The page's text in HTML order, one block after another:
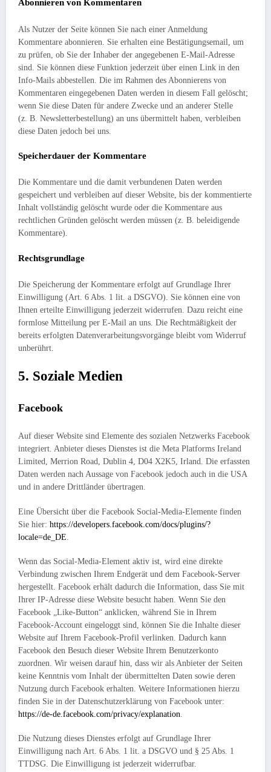
Abonnieren von Kommentaren
Als Nutzer der Seite können Sie nach einer Anmeldung
Kommentare abonnieren. Sie erhalten eine Bestätigungsemail, um
zu prüfen, ob Sie der Inhaber der angegebenen E-Mail-Adresse
sind. Sie können diese Funktion jederzeit über einen Link in den
Info-Mails abbestellen. Die im Rahmen des Abonnierens von
Kommentaren eingegebenen Daten werden in diesem Fall gelöscht;
wenn Sie diese Daten für andere Zwecke und an anderer Stelle
(z. B. Newsletterbestellung) an uns übermittelt haben, verbleiben
diese Daten jedoch bei uns.
Speicherdauer der Kommentare
Die Kommentare und die damit verbundenen Daten werden
gespeichert und verbleiben auf dieser Website, bis der kommentierte
Inhalt vollständig gelöscht wurde oder die Kommentare aus
rechtlichen Gründen gelöscht werden müssen (z. B. beleidigende
Kommentare).
Rechtsgrundlage
Die Speicherung der Kommentare erfolgt auf Grundlage Ihrer
Einwilligung (Art. 6 Abs. 1 lit. a DSGVO). Sie können eine von
Ihnen erteilte Einwilligung jederzeit widerrufen. Dazu reicht eine
formlose Mitteilung per E-Mail an uns. Die Rechtmäßigkeit der
bereits erfolgten Datenverarbeitungsvorgänge bleibt vom Widerruf
unberührt.
5. Soziale Medien
Facebook
Auf dieser Website sind Elemente des sozialen Netzwerks Facebook
integriert. Anbieter dieses Dienstes ist die Meta Platforms Ireland
Limited, Merrion Road, Dublin 4, D04 X2K5, Irland. Die erfassten
Daten werden nach Aussage von Facebook jedoch auch in die USA
und in andere Drittländer übertragen.
Eine Übersicht über die Facebook Social-Media-Elemente finden
Sie hier: https://developers.facebook.com/docs/plugins/?
locale=de_DE
Wenn das Social-Media-Element aktiv ist, wird eine direkte
Verbindung zwischen Ihrem Endgerät und dem Facebook-Server
hergestellt. Facebook erhält dadurch die Information, dass Sie mit
Ihrer IP-Adresse diese Website besucht haben. Wenn Sie den
Facebook „Like-Button“ anklicken, während Sie in Ihrem
Facebook-Account eingeloggt sind, können Sie die Inhalte dieser
Website auf Ihrem Facebook-Profil verlinken. Dadurch kann
Facebook den Besuch dieser Website Ihrem Benutzerkonto
zuordnen. Wir weisen darauf hin, dass wir als Anbieter der Seiten
keine Kenntnis vom Inhalt der übermittelten Daten sowie deren
Nutzung durch Facebook erhalten. Weitere Informationen hierzu
finden Sie in der Datenschutzerklärung von Facebook unter:
https://de-de.facebook.com/privacy/explanation
Die Nutzung dieses Dienstes erfolgt auf Grundlage Ihrer
Einwilligung nach Art. 6 Abs. 1 lit. a DSGVO und § 25 Abs. 1
TTDSG. Die Einwilligung ist jederzeit widerrufbar.